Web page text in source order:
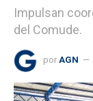
Impulsan
del Comude.
por AGN